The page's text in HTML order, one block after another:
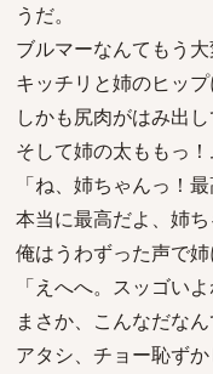
うだ。
ブルマーなんてもう大
キッチリと姉のヒップ
しかも尻肉がはみ出
そして姉の太ももっ
「ね、姉ちゃんっ！最
本当に最高だよ、姉ち
俺はうわずった声で姉
「えへへ。スッゴいよ
まさか、こんなだなん
アタシ、チョー恥ずか